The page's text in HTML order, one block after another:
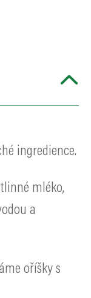
ingredience.
mléko,
a
oříšky s